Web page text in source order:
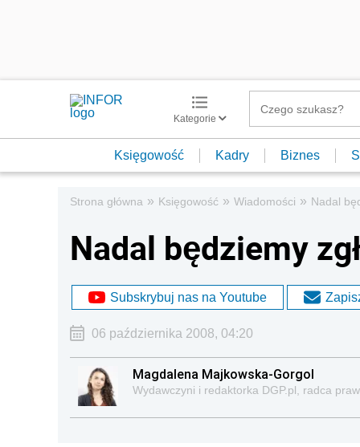
Kategorie
Księgowość Kadry Biznes
Strona główna » Księgowość » Wiadomości » Nadal
Nadal będziemy
Subskrybuj nas na Youtube
06 października 2008, 04:20
Magdalena Majkowska-Gorgol
Wydawczyni i redaktorka DGP.pl, radca